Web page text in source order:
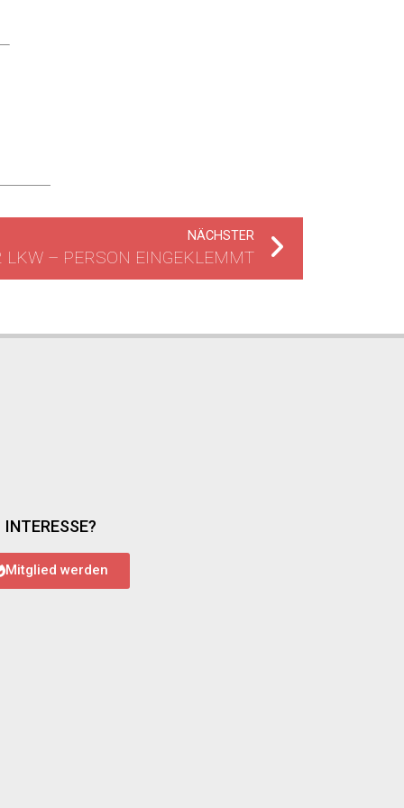
NÄCHSTER
LKW – PERSON EINGEKLEMMT
INTERESSE?
Mitglied werden